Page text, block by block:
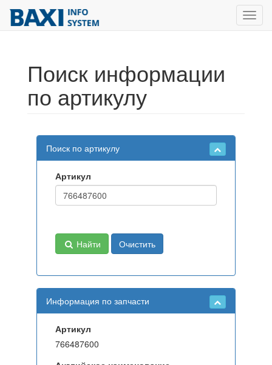
Поиск информации
по артикулу
Поиск по артикулу
Артикул
Найти Очистить
Информация по запчасти
Артикул
766487600